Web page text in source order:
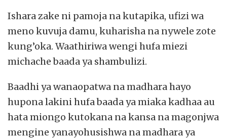
Ishara zake ni pamoja na kutapika, ufizi wa
meno kuvuja damu, kuharisha na nywele zote
kung’oka. Waathiriwa wengi hufa miezi
michache baada ya shambulizi.
Baadhi ya wanaopatwa na madhara hayo
hupona lakini hufa baada ya miaka kadhaa au
hata miongo kutokana na kansa na magonjwa
mengine yanayohusishwa na madhara ya